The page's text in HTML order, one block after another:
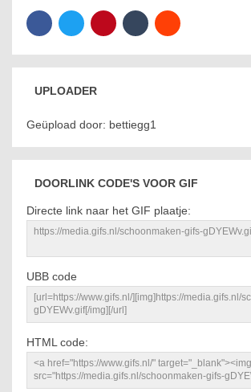
UPLOADER
Geüpload door: bettiegg1
DOORLINK CODE'S VOOR GIF
Directe link naar het GIF plaatje:
UBB code
HTML code: